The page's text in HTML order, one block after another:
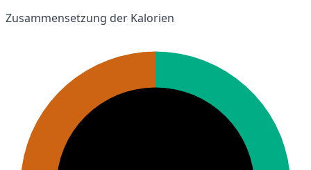
Zusammensetzung der Kalorien